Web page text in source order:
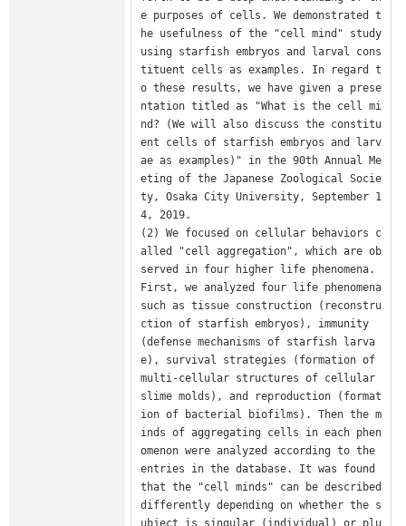
e purposes of cells. We demonstrated t
he usefulness of the "cell mind" study
using starfish embryos and larval cons
tituent cells as examples. In regard t
o these results, we have given a prese
ntation titled as "What is the cell mi
nd? (We will also discuss the constitu
ent cells of starfish embryos and larv
ae as examples)" in the 90th Annual Me
eting of the Japanese Zoological Socie
ty, Osaka City University, September 1
4, 2019.
(2) We focused on cellular behaviors c
alled "cell aggregation", which are ob
served in four higher life phenomena.
First, we analyzed four life phenomena
such as tissue construction (reconstru
ction of starfish embryos), immunity
(defense mechanisms of starfish larva
e), survival strategies (formation of
multi-cellular structures of cellular
slime molds), and reproduction (format
ion of bacterial biofilms). Then the m
inds of aggregating cells in each phen
omenon were analyzed according to the
entries in the database. It was found
that the "cell minds" can be described
differently depending on whether the s
ubject is singular (individual) or plu